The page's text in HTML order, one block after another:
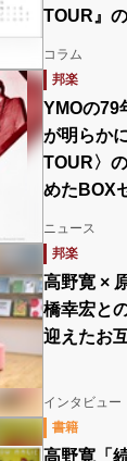
TOUR』
コラム
邦楽
YMOの79
が明らか
TOUR〉
めたBOX
ニュース
邦楽
高野寛 ×
橋幸宏と
迎えたお
インタビュー
書籍
高野寛「